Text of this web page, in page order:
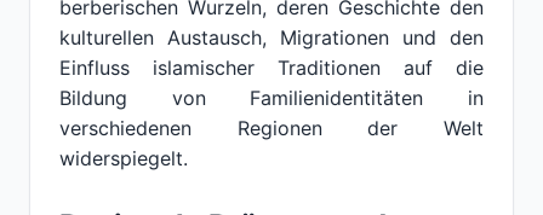
berberischen Wurzeln, deren Geschichte den
kulturellen Austausch, Migrationen und den
Einfluss islamischer Traditionen auf die
Bildung von Familienidentitäten in
verschiedenen Regionen der Welt
widerspiegelt.